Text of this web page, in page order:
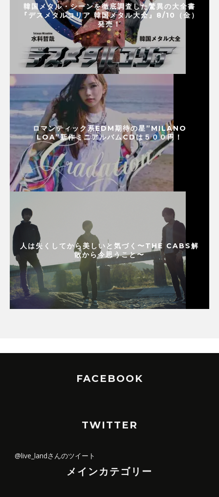
韓国メタル・シーンを徹底調査した驚異の大全書
『デスメタルコリア 韓国メタル大全』8/10（金）
発売！
ロマンティック系EDM期待の星”MILANO
LOA”新作ミニアルバムCDは５００円！
人は失くしてから美しいと気づく〜THE CABS解
散から今思うこと〜
FACEBOOK
TWITTER
@live_landさんのツイート
メインカテゴリー